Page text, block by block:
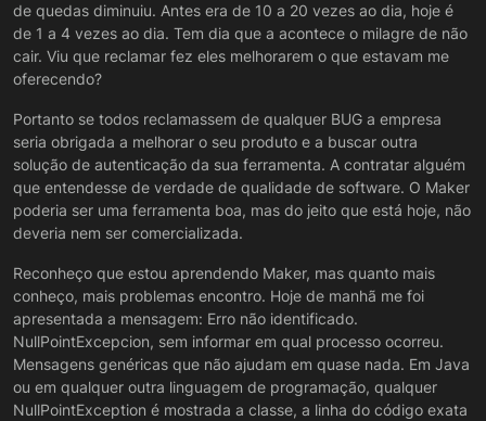
de quedas diminuiu. Antes era de 10 a 20 vezes ao dia, hoje é
de 1 a 4 vezes ao dia. Tem dia que a acontece o milagre de não
cair. Viu que reclamar fez eles melhorarem o que estavam me
oferecendo?
Portanto se todos reclamassem de qualquer BUG a empresa
seria obrigada a melhorar o seu produto e a buscar outra
solução de autenticação da sua ferramenta. A contratar alguém
que entendesse de verdade de qualidade de software. O Maker
poderia ser uma ferramenta boa, mas do jeito que está hoje, não
deveria nem ser comercializada.
Reconheço que estou aprendendo Maker, mas quanto mais
conheço, mais problemas encontro. Hoje de manhã me foi
apresentada a mensagem: Erro não identificado.
NullPointExcepcion, sem informar em qual processo ocorreu.
Mensagens genéricas que não ajudam em quase nada. Em Java
ou em qualquer outra linguagem de programação, qualquer
NullPointException é mostrada a classe, a linha do código exata